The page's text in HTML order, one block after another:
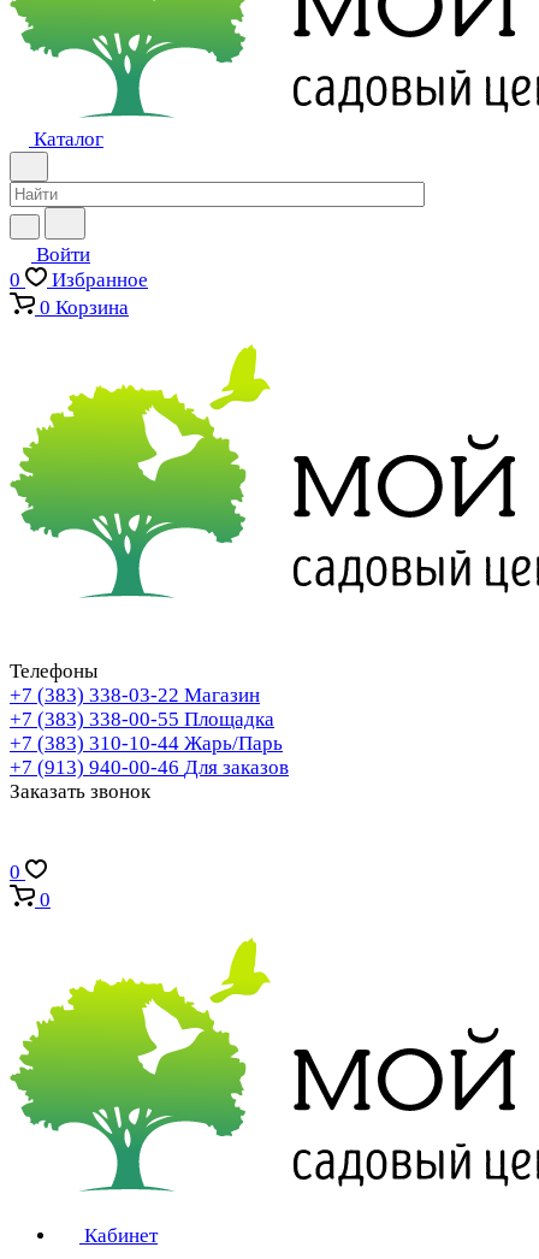
Каталог
Войти
0
Избранное
0 Корзина
Телефоны
+7 (383) 338-03-22 Магазин
+7 (383) 338-00-55 Площадка
+7 (383) 310-10-44 Жарь/Парь
+7 (913) 940-00-46 Для заказов
Заказать звонок
0
0
Кабинет